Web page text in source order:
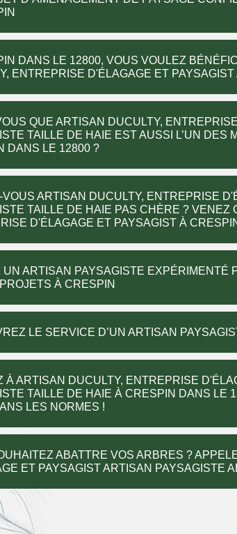
DANS LE 12800, VOUS VOULEZ
ENTREPRISE D'ÉLAGAGE ET
QUE ARTISAN DUCULTY,
TAILLE DE HAIE EST AUSSI L’UN DES
DANS LE 12800 ?
ARTISAN DUCULTY, ENTREPRISE
TAILLE DE HAIE PAS CHÈRE ? VENEZ
D'ÉLAGAGE ET PAYSAGIST À
UN ARTISAN PAYSAGISTE EXPÉRIMENTÉ
À CRESPIN
LE SERVICE D’UN ARTISAN
À ARTISAN DUCULTY, ENTREPRISE
TAILLE DE HAIE À CRESPIN DANS LE
LES NORMES !
ABATTRE VOS ARBRES ?
ET PAYSAGIST ARTISAN PAYSAGISTE